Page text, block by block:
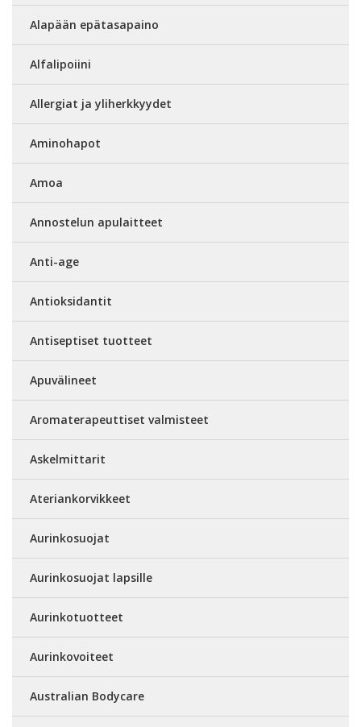
Alapään epätasapaino
Alfalipoiini
Allergiat ja yliherkkyydet
Aminohapot
Amoa
Annostelun apulaitteet
Anti-age
Antioksidantit
Antiseptiset tuotteet
Apuvälineet
Aromaterapeuttiset valmisteet
Askelmittarit
Ateriankorvikkeet
Aurinkosuojat
Aurinkosuojat lapsille
Aurinkotuotteet
Aurinkovoiteet
Australian Bodycare